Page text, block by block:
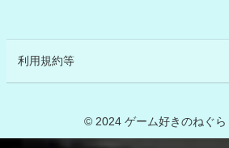
利用規約等
© 2024 ゲーム好きのねぐら